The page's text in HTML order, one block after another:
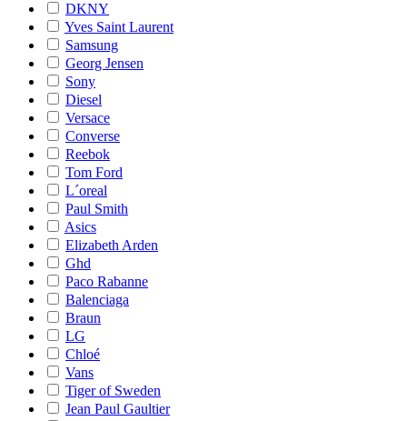
DKNY
Yves Saint Laurent
Samsung
Georg Jensen
Sony
Diesel
Versace
Converse
Reebok
Tom Ford
L´oreal
Paul Smith
Asics
Elizabeth Arden
Ghd
Paco Rabanne
Balenciaga
Braun
LG
Chloé
Vans
Tiger of Sweden
Jean Paul Gaultier